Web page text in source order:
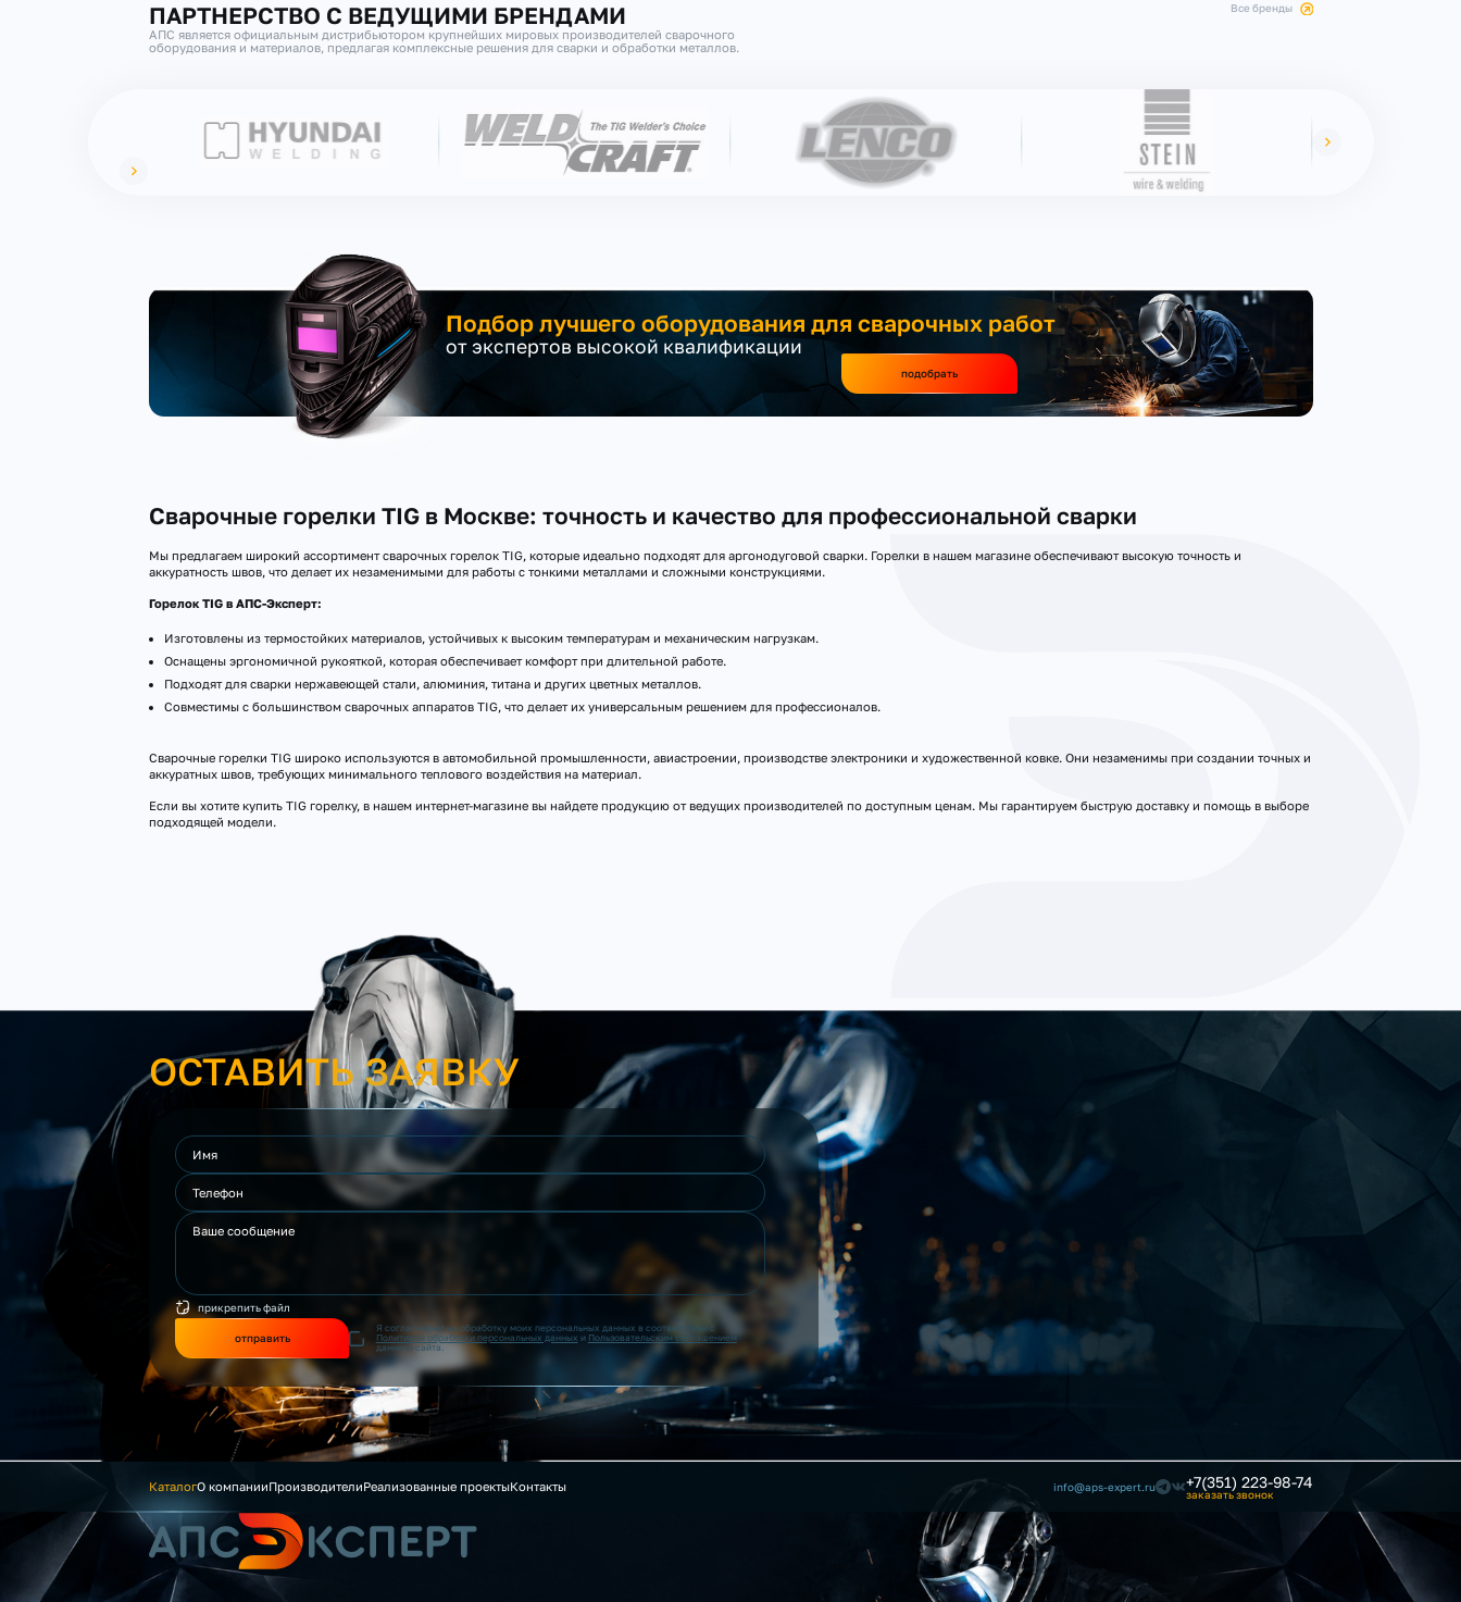
ПАРТНЕРСТВО С ВЕДУЩИМИ БРЕНДАМИ
АПС является официальным дистрибьютором крупнейших мировых производителей сварочного
оборудования и материалов, предлагая комплексные решения для сварки и обработки металлов.
все бренды
Подбор лучшего оборудования для сварочных работ
от экспертов высокой квалификации
подобрать
Сварочные горелки TIG в Москве: точность и качество для профессиональной сварки
Мы предлагаем широкий ассортимент сварочных горелок TIG, которые идеально подходят для аргонодуговой сварки. Горелки в нашем магазине обеспечивают высокую точность и
аккуратность швов, что делает их незаменимыми для работы с тонкими металлами и сложными конструкциями.
Горелок TIG в АПС-Эксперт:
Изготовлены из термостойких материалов, устойчивых к высоким температурам и механическим нагрузкам.
Оснащены эргономичной рукояткой, которая обеспечивает комфорт при длительной работе.
Подходят для сварки нержавеющей стали, алюминия, титана и других цветных металлов.
Совместимы с большинством сварочных аппаратов TIG, что делает их универсальным решением для профессионалов.
Сварочные горелки TIG широко используются в автомобильной промышленности, авиастроении, производстве электроники и художественной ковке. Они незаменимы при создании точных и
аккуратных швов, требующих минимального теплового воздействия на материал.
Если вы хотите купить TIG горелку, в нашем интернет-магазине вы найдете продукцию от ведущих производителей по доступным ценам. Мы гарантируем быструю доставку и помощь в выборе
подходящей модели.
ОСТАВИТЬ ЗАЯВКУ
прикрепить файл
отправить
Я согласен(на) на обработку моих персональных данных в соответствии с
Политикой обработки персональных данных и Пользовательским соглашением
данного сайта.
КаталогО компанииПроизводителиРеализованные проектыКонтакты info@aps-expert.ru +7(351) 223-98-74
заказать звонок